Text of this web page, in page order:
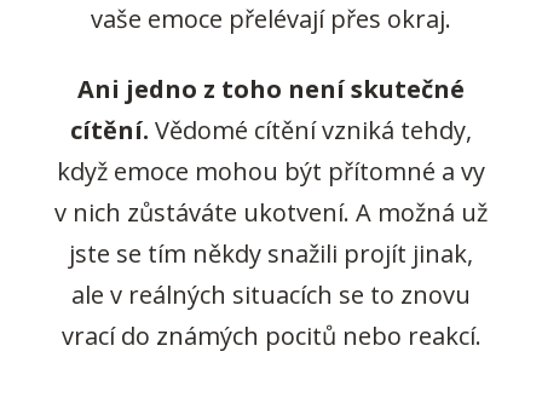
vaše emoce přelévají přes okraj.
Ani jedno z toho není skutečné
cítění. Vědomé cítění vzniká tehdy,
když emoce mohou být přítomné a vy
v nich zůstáváte ukotvení. A možná už
jste se tím někdy snažili projít jinak,
ale v reálných situacích se to znovu
vrací do známých pocitů nebo reakcí.